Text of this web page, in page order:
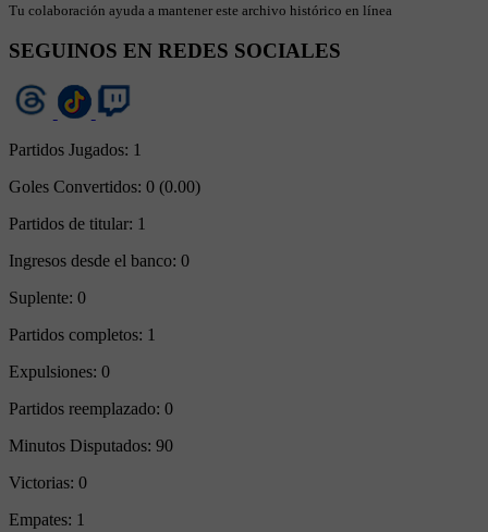
Tu colaboración ayuda a mantener este archivo histórico en línea
SEGUINOS EN REDES SOCIALES
Partidos Jugados: 1
Goles Convertidos: 0 (0.00)
Partidos de titular: 1
Ingresos desde el banco: 0
Suplente: 0
Partidos completos: 1
Expulsiones: 0
Partidos reemplazado: 0
Minutos Disputados: 90
Victorias: 0
Empates: 1